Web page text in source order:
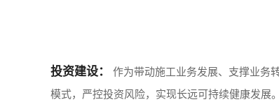
投资建设：
作为带动施工业务发展、支撑业务
模式，严控投资风险，实现长远可持续健康发展。